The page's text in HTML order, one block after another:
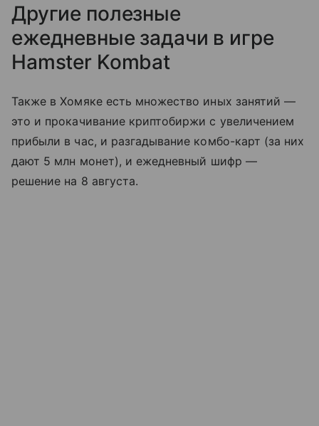
Другие полезные
ежедневные задачи в игре
Hamster Kombat
Также в Хомяке есть множество иных занятий —
это и прокачивание криптобиржи с увеличением
прибыли в час, и разгадывание комбо-карт (за них
дают 5 млн монет), и ежедневный шифр —
решение на 8 августа.